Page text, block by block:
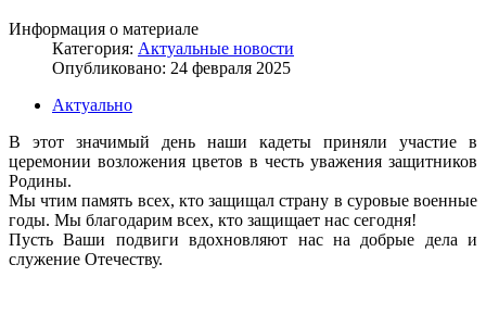
Информация о материале
Категория: Актуальные новости
Опубликовано: 24 февраля 2025
Актуально
В этот значимый день наши кадеты приняли участие в
церемонии возложения цветов в честь уважения защитников
Родины.
Мы чтим память всех, кто защищал страну в суровые военные
годы. Мы благодарим всех, кто защищает нас сегодня!
Пусть Ваши подвиги вдохновляют нас на добрые дела и
служение Отечеству.